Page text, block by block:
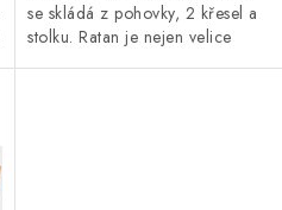
se skládá z pohovky, 2 křesel a
stolku. Ratan je nejen velice